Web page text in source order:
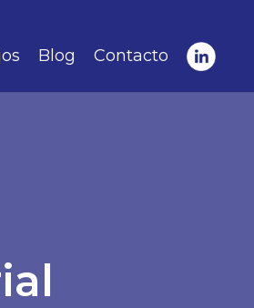
Blog Contacto